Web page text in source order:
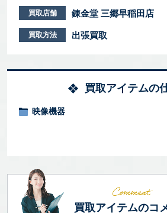
買取店舗 錬金堂 三郷早稲田店
買取方法 出張買取
買取アイテムの
映像機器
買取アイテムのコ